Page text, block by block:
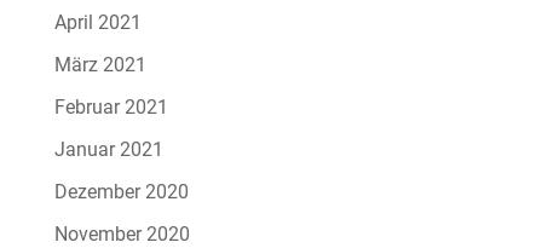
April 2021
März 2021
Februar 2021
Januar 2021
Dezember 2020
November 2020